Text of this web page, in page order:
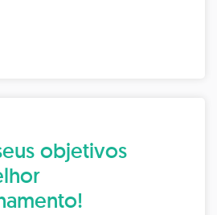
objetivos